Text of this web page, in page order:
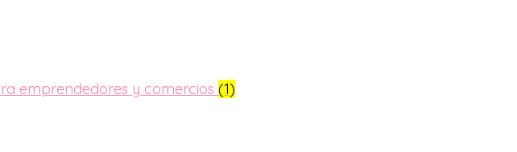
emprendedores y comercios (1)